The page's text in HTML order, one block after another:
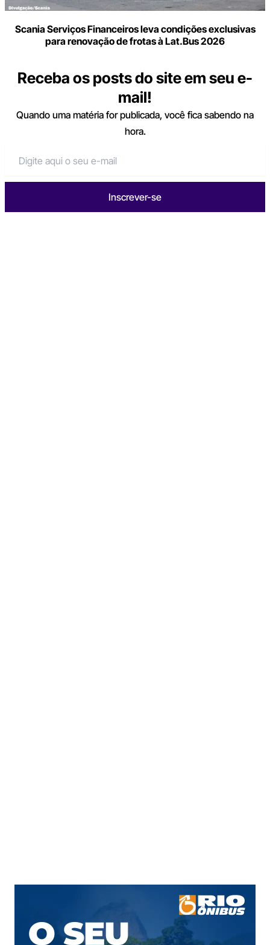
Scania Serviços Financeiros leva condições exclusivas
para renovação de frotas à Lat.Bus 2026
Receba os posts do site em seu e-
mail!
Quando uma matéria for publicada, você fica sabendo na
hora.
Inscrever-se